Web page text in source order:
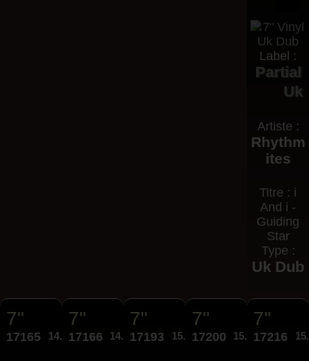
Label :
Partial
Uk
Artiste :
Rhythm
ites
Titre : i
And i -
Guiding
Star
Type :
Uk Dub
7"
17165 14.95€
7"
17166 14.95€
7"
17193 15.95€
7"
17200 15.95€
7"
17216